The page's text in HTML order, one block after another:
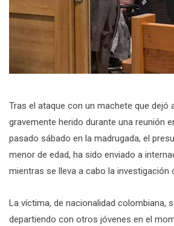
Tras el ataque con un machete que dejó
gravemente herido durante una reunión
pasado sábado en la madrugada, el
menor de edad, ha sido enviado a
mientras se lleva a cabo la investigación
La víctima, de nacionalidad colombiana,
departiendo con otros jóvenes en el